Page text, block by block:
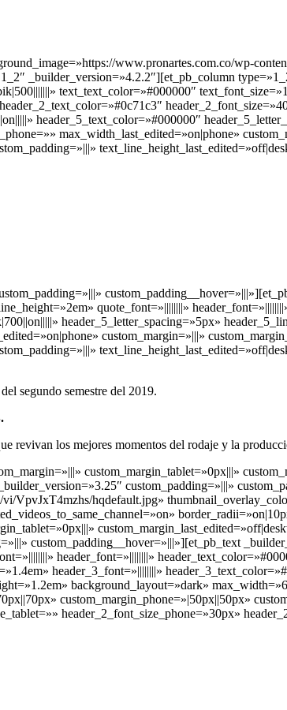
www.pronartes.com.co/wp-
_builder_version=»4.2.2″][et_pb_column
text_text_color=»#000000″
header_5_text_color=»#000000″
max_width_last_edited=»on|phone»
quote_font=»||||||||»
header_5_letter_spacing=»5px»
custom_margin=»|||»
del segundo semestre del 2019.
revivan los mejores momentos del rodaje y la
custom_margin_tablet=»0px|||»
custom_padding=»|||»
VpvJxT4mzhs/hqdefault.jpg»
custom_padding__hover=»|||»][et_pb_text
header_font=»||||||||»
header_3_font=»||||||||»
background_layout=»dark»
custom_margin_phone=»|50px||50px»
header_2_font_size_phone=»30px»